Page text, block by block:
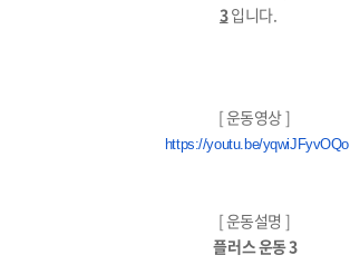
3입니다.
[ 운동영상 ]
https://youtu.be/yqwiJFyvOQo
[ 운동설명 ]
플러스 운동 3